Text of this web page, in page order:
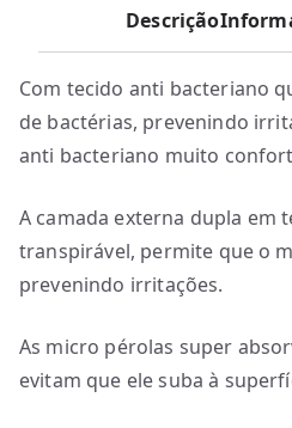
Descrição
Com tecido anti bacteriano
de bactérias, prevenindo
anti bacteriano muito
A camada externa dupla em
transpirável, permite que o
prevenindo irritações.
As micro pérolas super
evitam que ele suba à